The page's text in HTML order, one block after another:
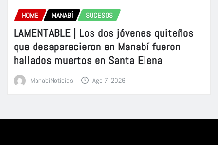
HOME MANABÍ SUCESOS
LAMENTABLE | Los dos jóvenes quiteños
que desaparecieron en Manabí fueron
hallados muertos en Santa Elena
ManabiNoticias Ago 7, 2026